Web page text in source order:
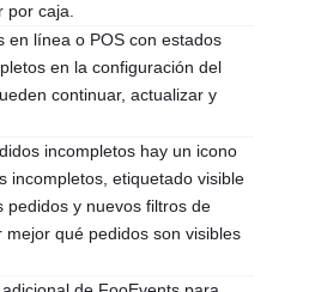
por caja.
en línea o POS con estados
en la configuración del
continuar, actualizar y
incompletos hay un icono
incompletos, etiquetado visible
pedidos y nuevos filtros de
mejor qué pedidos son visibles